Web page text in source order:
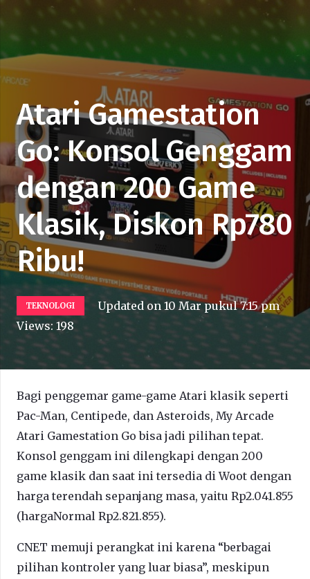
Atari Gamestation
Go: Konsol Genggam
dengan 200 Game
Klasik, Diskon Rp780
Ribu!
TEKNOLOGI Updated on10 Mar pukul 7:15 pm
Views: 198
Bagi penggemar game-game Atari klasik seperti
Pac-Man, Centipede, dan Asteroids, My Arcade
Atari Gamestation Go bisa jadi pilihan tepat.
Konsol genggam ini dilengkapi dengan 200
game klasik dan saat ini tersedia di Woot dengan
harga terendah sepanjang masa, yaitu Rp2.041.855
(hargaNormal Rp2.821.855).
CNET memuji perangkat ini karena “berbagai
pilihan kontroler yang luar biasa”, meskipun